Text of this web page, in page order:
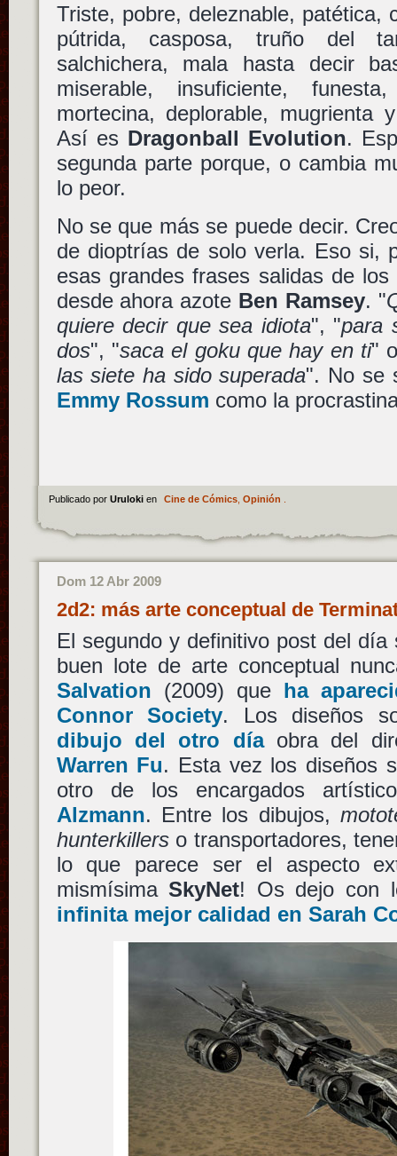
Triste, pobre, deleznable, patética,
pútrida, casposa, truño del
salchichera, mala hasta decir
miserable, insuficiente,
mortecina, deplorable, mugrienta
Así es Dragonball Evolution.
segunda parte porque, o cambia
lo peor.
No se que más se puede decir.
de dioptrías de solo verla. Eso si,
esas grandes frases salidas de
desde ahora azote Ben Ramsey. "
quiere decir que sea idiota", "para
dos", "saca el goku que hay en ti"
las siete ha sido superada". No se
Emmy Rossum como la
Publicado por Uruloki en Cine de Cómics, Opinión
Dom 12 Abr 2009
2d2: más arte conceptual de
El segundo y definitivo post del día
buen lote de arte conceptual
Salvation (2009) que ha
Connor Society. Los diseños
dibujo del otro díaobra del
Warren Fu. Esta vez los diseños
otro de los encargados
Alzmann. Entre los dibujos,
hunterkillerso transportadores,
lo que parece ser el aspecto
mismísimaSkyNet! Os dejo con
infinita mejor calidad en Sarah